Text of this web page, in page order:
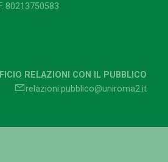
80213750583
RELAZIONI CON IL PUBBLICO
relazioni.pubblico@uniroma2.it